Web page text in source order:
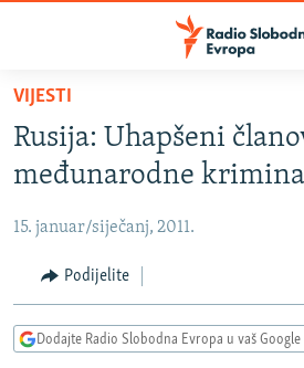
Pređite
glavni
sadržaj
na
navigaciju
Pređite
na
BOSNA I HERCEGOVINA
KOSOVO
CRNA GORA
VIDEO
PODCASTI
VIJESTI
Rusija: Uhapšeni
međunarodne
15. januar/siječanj, 2011.
Podijelite
Dodajte Radio Slobodna Evropa u vaš